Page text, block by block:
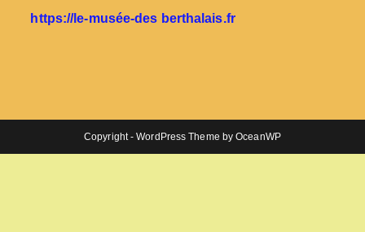
https://le-musée-des berthalais.fr
Copyright - WordPress Theme by OceanWP